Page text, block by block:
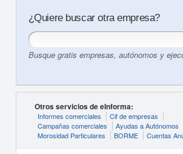
¿Quiere buscar otra empresa?
Busque gratis empresas, autónomos y
Otros servicios de eInforma:
Informes comerciales
Cif de empresas
Campañas comerciales
Ayudas a Autónomos
Morosidad Particulares
BORME Cuentas